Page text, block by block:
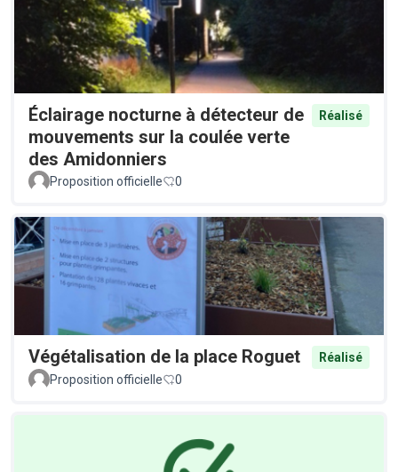
Éclairage nocturne à détecteur de
mouvements sur la coulée verte
des Amidonniers
Réalisé
Proposition officielle 0
Végétalisation de la place Roguet
Réalisé
Proposition officielle
0